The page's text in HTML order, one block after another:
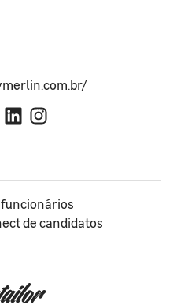
de candidatos